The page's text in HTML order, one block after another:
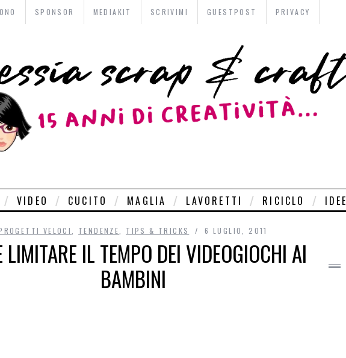
SPONSOR MEDIAKIT SCRIVIMI GUESTPOST PRIVACY
VIDEO CUCITO MAGLIA LAVORETTI RICICLO IDEE
VELOCI TENDENZE TIPS & TRICKS 6 LUGLIO, 2011
LIMITARE IL TEMPO DEI VIDEOGIOCHI AI
BAMBINI